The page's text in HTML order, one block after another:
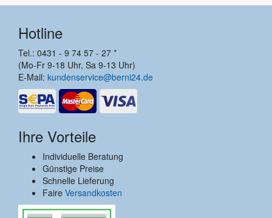
Hotline
Tel.: 0431 - 9 74 57 - 27 *
(Mo-Fr 9-18 Uhr, Sa 9-13 Uhr)
E-Mail: kundenservice@berni24.de
Ihre Vorteile
Individuelle Beratung
Günstige Preise
Schnelle Lieferung
Faire Versandkosten